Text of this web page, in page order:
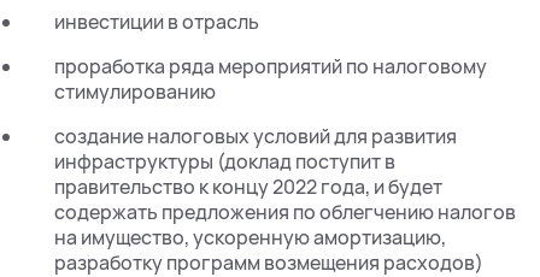
инвестиции в отрасль
проработка ряда мероприятий по налоговому
стимулированию
создание налоговых условий для развития
инфраструктуры (доклад поступит в
правительство к концу 2022 года, и будет
содержать предложения по облегчению налогов
на имущество, ускоренную амортизацию,
разработку программ возмещения расходов)